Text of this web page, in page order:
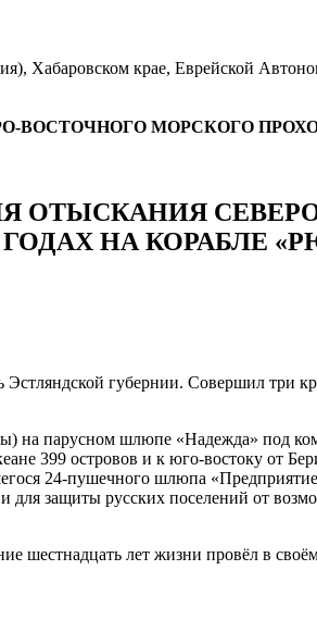
Хабаровском крае, Еврейской
МОРСКОГО
ОТЫСКАНИЯ
ГОДАХ НА КОРАБЛЕ
губернии. Совершил три
на парусном шлюпе «Надежда» под
399 островов и к юго-востоку от
24-пушечного шлюпа
для защиты русских поселений от
шестнадцать лет жизни провёл в